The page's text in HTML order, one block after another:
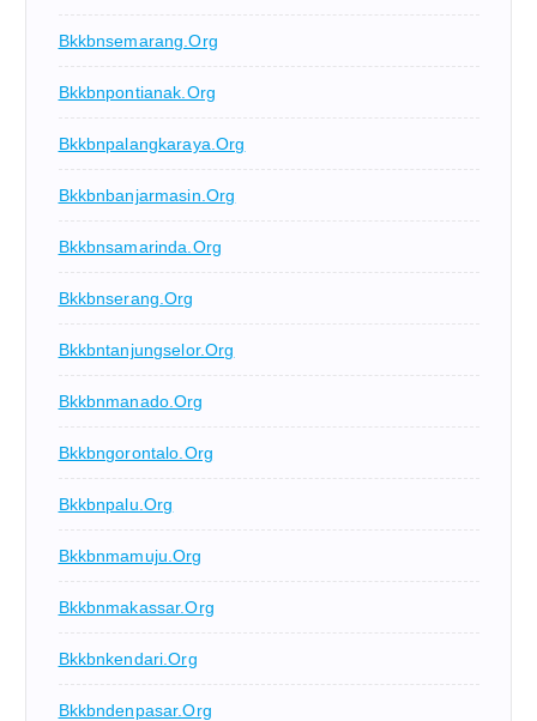
Bkkbnsemarang.org
Bkkbnpontianak.org
Bkkbnpalangkaraya.org
Bkkbnbanjarmasin.org
Bkkbnsamarinda.org
Bkkbnserang.org
Bkkbntanjungselor.org
Bkkbnmanado.org
Bkkbngorontalo.org
Bkkbnpalu.org
Bkkbnmamuju.org
Bkkbnmakassar.org
Bkkbnkendari.org
Bkkbndenpasar.org